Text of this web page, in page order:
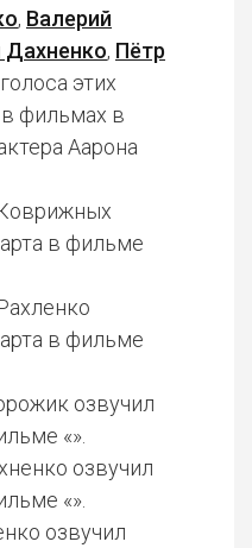
, Валерий
Дахненко, Пётр
этих
фильмах в
Аарона
в фильме
в фильме
озвучил
«».
озвучил
«».
озвучил